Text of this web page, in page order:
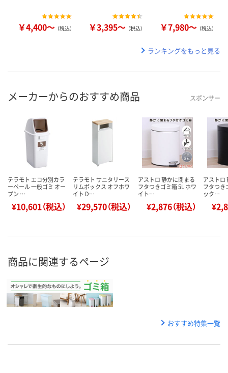
￥4,400～ （税込） ￥3,395～ （税込） ￥7,980～ （税込）
ランキングをもっと見る
メーカーからのおすすめ商品 スポンサー
テラモト エコ分別カラ
ーペール 一般ゴミ オー
プン …
¥10,601（税込）
テラモト サニタリース
リムボックス オフホワ
イト D…
¥29,570（税込）
アストロ 静かに閉まる
フタつきゴミ箱 5L ホワ
イト…
¥2,876（税込）
アストロ
フタつき
ック…
商品に関連するページ
おすすめ特集一覧